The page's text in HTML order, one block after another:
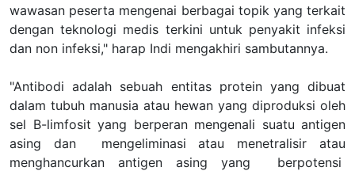
wawasan peserta mengenai berbagai topik yang terkait
dengan teknologi medis terkini untuk penyakit infeksi
dan non infeksi," harap Indi mengakhiri sambutannya.
"Antibodi adalah sebuah entitas protein yang dibuat
dalam tubuh manusia atau hewan yang diproduksi oleh
sel B-limfosit yang berperan mengenali suatu antigen
asing dan mengeliminasi atau menetralisir atau
menghancurkan antigen asing yang berpotensi